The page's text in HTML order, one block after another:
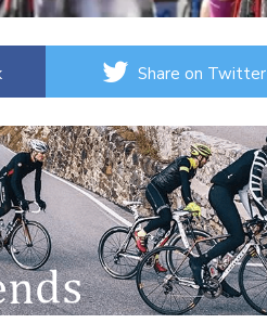
Share on Twitter